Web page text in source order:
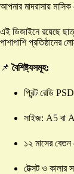
আপনার মাদরাসায়
এই ডিজাইনে রয়েছে
পাশাপাশি প্রতিষ্ঠানের
📌বৈশিষ্ট্যসমূহ:
প্রিন্ট রেডি
সাইজ: A5 বা
১২ মাসের বেতন
টেক্সট ও কালার